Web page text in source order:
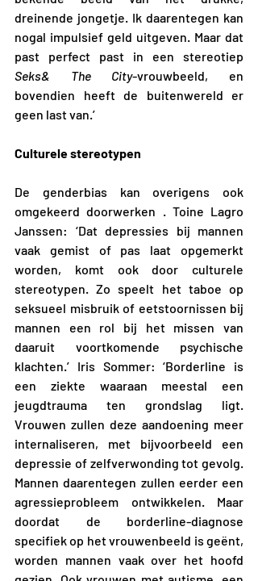
dreinende jongetje. Ik daarentegen kan
nogal impulsief geld uitgeven. Maar dat
Seks& The City-vrouwbeeld, en
bovendien heeft de buitenwereld er
geen last van.’
Culturele stereotypen
De genderbias kan overigens ook
omgekeerd doorwerken . Toine Lagro
Janssen: ‘Dat depressies bij mannen
vaak gemist of pas laat opgemerkt
worden, komt ook door culturele
stereotypen. Zo speelt het taboe op
seksueel misbruik of eetstoornissen bij
mannen een rol bij het missen van
daaruit voortkomende psychische
klachten.’ Iris Sommer: ‘Borderline is
een ziekte waaraan meestal een
jeugdtrauma ten grondslag ligt.
Vrouwen zullen deze aandoening meer
internaliseren, met bijvoorbeeld een
depressie of zelfverwonding tot gevolg.
Mannen daarentegen zullen eerder een
agressieprobleem ontwikkelen. Maar
doordat de borderline-diagnose
specifiek op het vrouwenbeeld is geënt,
worden mannen vaak over het hoofd